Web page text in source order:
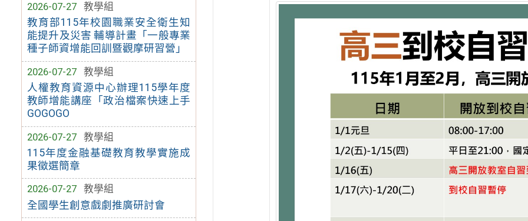
2026-07-27
教學組
教育部115年校園職業安全衛生知
能提升及災害 輔導計畫「一般專業
種子師資增能回訓暨觀摩研習營」
2026-07-27
教學組
人權教育資源中心辦理115學年度
教師增能講座「政治檔案快速上手
GOGOGO
2026-07-27
教學組
115年度金融基礎教育教學實施成
果徵選簡章
2026-07-27
教學組
全國學生創意戲劇推廣研討會